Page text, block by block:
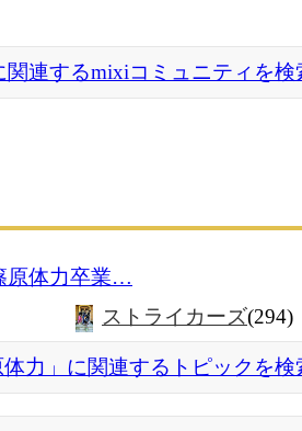
関連するmixiコミュニティを検
原体力卒業…
ストライカーズ(294)
体力」に関連するトピックを検